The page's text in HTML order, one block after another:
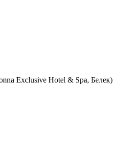
Exclusive Hotel & Spa, Белек)